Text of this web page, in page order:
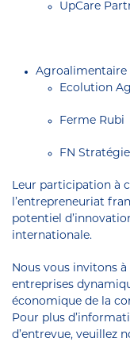
UpCare
Agroalimentaire
Ecolution
Ferme Rubi
FN
Leur participation à
l’entrepreneuriat
potentiel
internationale.
Nous vous invitons
entreprises
économique de la
Pour plus
d’entrevue, veuillez